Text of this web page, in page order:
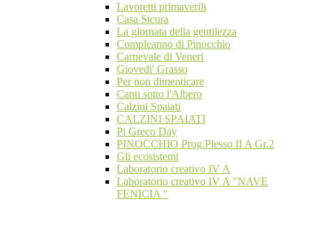
Lavoretti primaverili
Casa Sicura
La giornata della gentilezza
Compleanno di Pinocchio
Carnevale di Veneri
Giovedi' Grasso
Per non dimenticare
Canti sotto l'Albero
Calzini Spaiati
CALZINI SPAIATI
Pi Greco Day
PINOCCHIO Prog.Plesso II A Gr.2
Gli ecosistemi
Laboratorio creativo IV A
Laboratorio creativo IV A "NAVE
FENICIA "